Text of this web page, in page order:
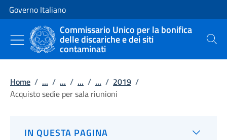
Vai al contenuto
Vai alla navigazione del sito
Governo Italiano
Commissario Unico per la bonifica
delle discariche e dei siti
contaminati Cerca
Home / ... / ... / ... / ... / 2019 /
Acquisto sedie per sala riunioni
IN QUESTA PAGINA